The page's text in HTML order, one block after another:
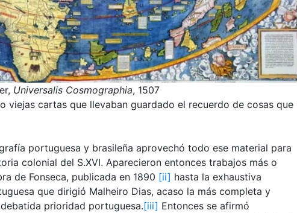
Universalis Cosmographia, 1507
viejas cartas que llevaban guardado el recuerdo de cosas que
portuguesa y brasileña aprovechó todo ese material para
colonial del S.XVI. Aparecieron entonces trabajos más o
de Fonseca, publicada en 1890 [ii] hasta la exhaustiva
que dirigió Malheiro Dias, acaso la más completa y
prioridad portuguesa.[iii] Entonces se afirmó